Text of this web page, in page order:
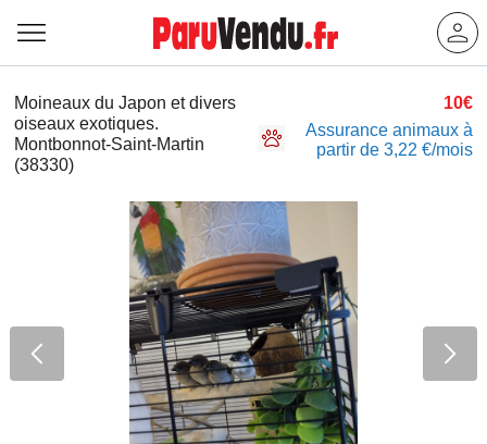
Moineaux du Japon et divers
oiseaux exotiques.
Montbonnot-Saint-Martin
(38330)
10€
Assurance animaux à
partir de 3,22 €/mois